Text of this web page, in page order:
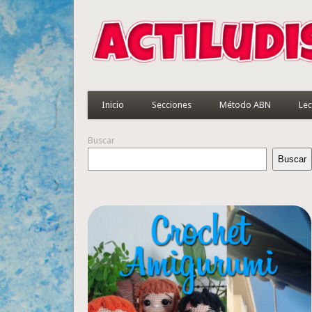
Inicio Secciones Método ABN
Buscar
Buscar